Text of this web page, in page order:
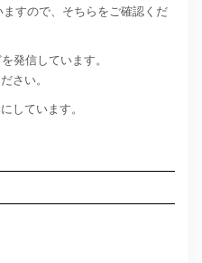
すので、そちらをご確認くだ
発信しています。
さい。
しています。